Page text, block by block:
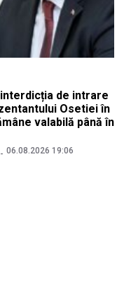
interdicția de intrare
Osetiei în
valabilă până în
06.08.2026 19:06